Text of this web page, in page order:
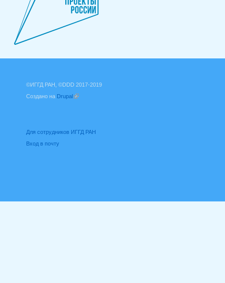
©ИГГД РАН, ©DDD 2017-2019
Создано на Drupal
Для сотрудников ИГГД РАН
Вход в почту